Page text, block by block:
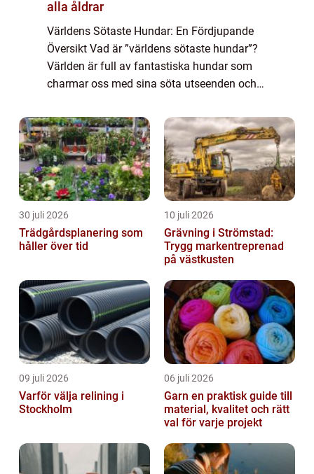
alla åldrar
Världens Sötaste Hundar: En Fördjupande
Översikt Vad är ”världens sötaste hundar”?
Världen är full av fantastiska hundar som
charmar oss med sina söta utseenden och
hundar” är ett ut...
30 juli 2026
Trädgårdsplanering som
håller över tid
10 juli 2026
Grävning i Strömstad:
Trygg markentreprenad
på västkusten
09 juli 2026
Varför välja relining i
Stockholm
06 juli 2026
Garn en praktisk guide till
material, kvalitet och rätt
val för varje projekt